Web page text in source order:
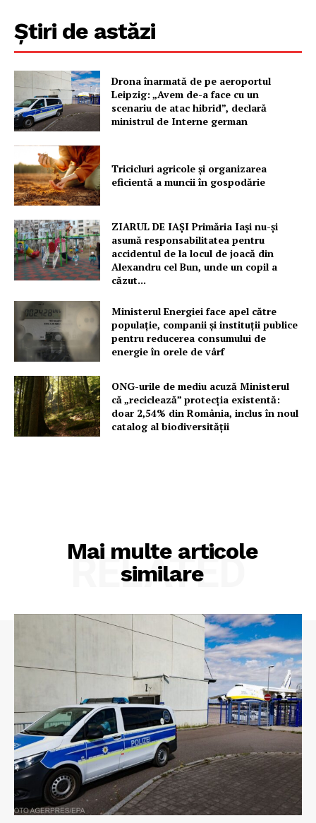
Știri de astăzi
Drona înarmată de pe aeroportul
Leipzig: „Avem de-a face cu un
scenariu de atac hibrid”, declară
ministrul de Interne german
Tricicluri agricole și organizarea
eficientă a muncii în gospodărie
ZIARUL DE IAȘI Primăria Iași nu-și
asumă responsabilitatea pentru
accidentul de la locul de joacă din
Alexandru cel Bun, unde un copil a
căzut...
Ministerul Energiei face apel către
populație, companii și instituții publice
pentru reducerea consumului de
energie în orele de vârf
ONG-urile de mediu acuză Ministerul
că „reciclează” protecția existentă:
doar 2,54% din România, inclus în noul
catalog al biodiversității
Mai multe articole
similare
RELATED